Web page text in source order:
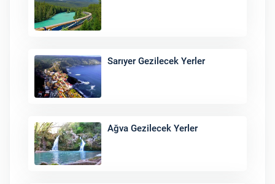
Sarıyer Gezilecek Yerler
Ağva Gezilecek Yerler